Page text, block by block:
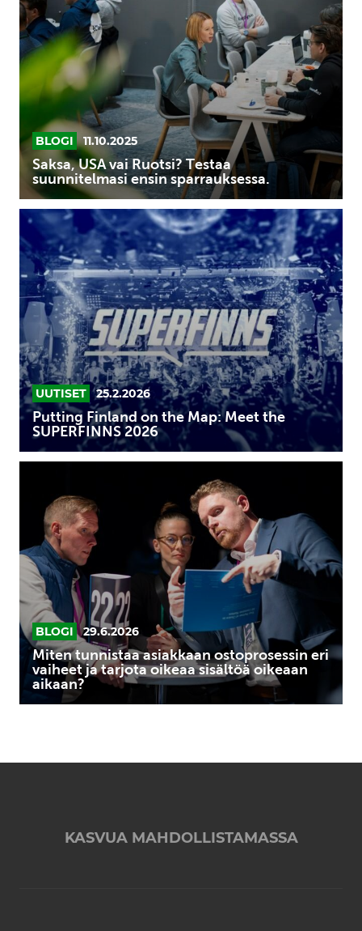
vai
Ruotsi?
Testaa
suunnitelmasi
ensin
sparrauksessa.
BLOGI 11.10.2025
Saksa, USA vai Ruotsi? Testaa
suunnitelmasi ensin sparrauksessa.
Putting
Finland
on
the
Map:
Meet
the
SUPERFINNS
2026
UUTISET 25.2.2026
Putting Finland on the Map: Meet the
SUPERFINNS 2026
asiakkaan
ostoprosessin
eri
vaiheet
tarjota
oikeaa
sisältöä
oikeaan
aikaan?
BLOGI 29.6.2026
Miten tunnistaa asiakkaan ostoprosessin eri
vaiheet ja tarjota oikeaa sisältöä oikeaan
aikaan?
KASVUA MAHDOLLISTAMASSA